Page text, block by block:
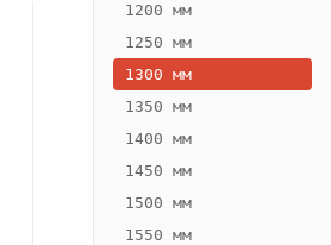
1200 мм
1250 мм
1300 мм
1350 мм
1400 мм
1450 мм
1500 мм
1550 мм